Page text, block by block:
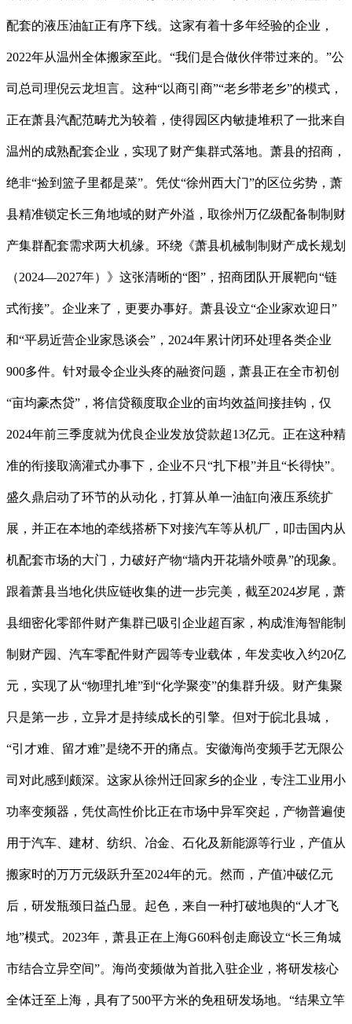
配套的液压油缸正有序下线。这家有着十多年经验的企业，
2022年从温州全体搬家至此。“我们是合做伙伴带过来的。”公
司总司理倪云龙坦言。这种“以商引商”“老乡带老乡”的模式，
正在萧县汽配范畴尤为较着，使得园区内敏捷堆积了一批来自
温州的成熟配套企业，实现了财产集群式落地。萧县的招商，
绝非“捡到篮子里都是菜”。凭仗“徐州西大门”的区位劣势，萧
县精准锁定长三角地域的财产外溢，取徐州万亿级配备制制财
产集群配套需求两大机缘。环绕《萧县机械制制财产成长规划
（2024—2027年）》这张清晰的“图”，招商团队开展靶向“链
式衔接”。企业来了，更要办事好。萧县设立“企业家欢迎日”
和“平易近营企业家恳谈会”，2024年累计闭环处理各类企业
900多件。针对最令企业头疼的融资问题，萧县正在全市初创
“亩均豪杰贷”，将信贷额度取企业的亩均效益间接挂钩，仅
2024年前三季度就为优良企业发放贷款超13亿元。正在这种精
准的衔接取滴灌式办事下，企业不只“扎下根”并且“长得快”。
盛久鼎启动了环节的从动化，打算从单一油缸向液压系统扩
展，并正在本地的牵线搭桥下对接汽车等从机厂，叩击国内从
机配套市场的大门，力破好产物“墙内开花墙外喷鼻”的现象。
跟着萧县当地化供应链收集的进一步完美，截至2024岁尾，萧
县细密化零部件财产集群已吸引企业超百家，构成淮海智能制
制财产园、汽车零配件财产园等专业载体，年发卖收入约20亿
元，实现了从“物理扎堆”到“化学聚变”的集群升级。财产集聚
只是第一步，立异才是持续成长的引擎。但对于皖北县城，
“引才难、留才难”是绕不开的痛点。安徽海尚变频手艺无限公
司对此感到颇深。这家从徐州迁回家乡的企业，专注工业用小
功率变频器，凭仗高性价比正在市场中异军突起，产物普遍使
用于汽车、建材、纺织、冶金、石化及新能源等行业，产值从
搬家时的万万元级跃升至2024年的元。然而，产值冲破亿元
后，研发瓶颈日益凸显。起色，来自一种打破地舆的“人才飞
地”模式。2023年，萧县正在上海G60科创走廊设立“长三角城
市结合立异空间”。海尚变频做为首批入驻企业，将研发核心
全体迁至上海，具有了500平方米的免租研发场地。“结果立竿